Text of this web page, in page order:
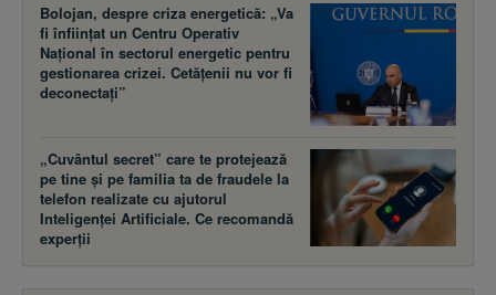
Bolojan, despre criza energetică: „Va
fi înființat un Centru Operativ
Național în sectorul energetic pentru
gestionarea crizei. Cetățenii nu vor fi
deconectați”
„Cuvântul secret” care te protejează
pe tine și pe familia ta de fraudele la
telefon realizate cu ajutorul
Inteligenței Artificiale. Ce recomandă
experții